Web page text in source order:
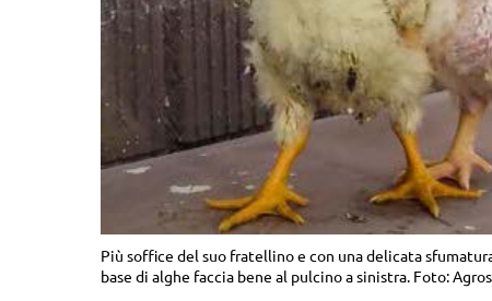
Più soffice del suo fratellino e con una delicata
base di alghe faccia bene al pulcino a sinistra. Foto: